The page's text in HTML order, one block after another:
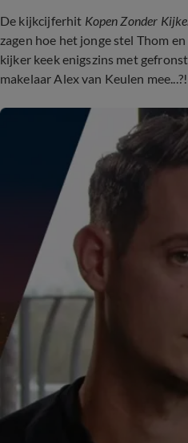
De kijkcijferhit Kopen Zonder
zagen hoe het jonge stel Thom
kijker keek enigszins met
makelaar Alex van Keulen mee...?!